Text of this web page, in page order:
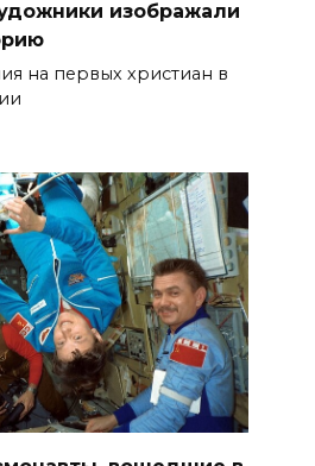
изображали
на первых христиан в